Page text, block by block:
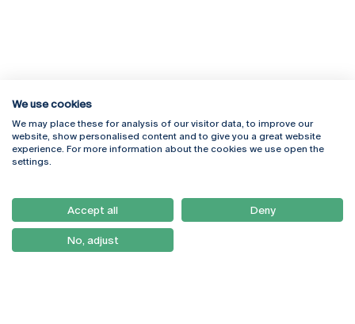
Rua Diogo Botelho 1327
4169-005 Porto
+351 226 196 240
Campus Online
Webmail
Como Chegar
Newsletter
We use cookies
We may place these for analysis of our visitor data, to improve our
website, show personalised content and to give you a great website
experience. For more information about the cookies we use open the
settings.
Accept all Deny
No, adjust